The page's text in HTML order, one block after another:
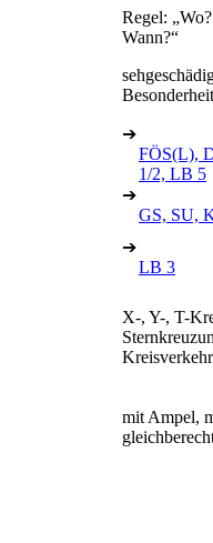
Regel:
Wann?“
➔
FÖS(L),
1/2, LB 5
➔
GS, SU,
➔
LB 3
X-, Y-, T-
Kreisverkehr
mit Ampel,